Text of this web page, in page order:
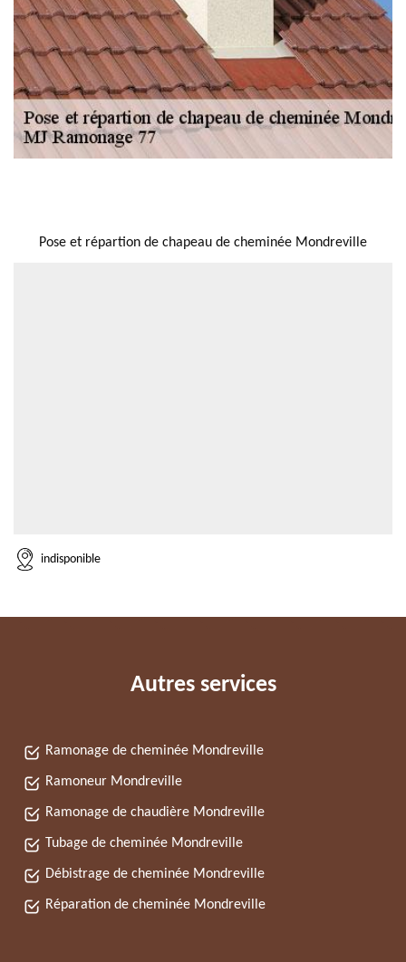
Pose et répartion de chapeau de cheminée Mondreville
indisponible
Autres services
Ramonage de cheminée Mondreville
Ramoneur Mondreville
Ramonage de chaudière Mondreville
Tubage de cheminée Mondreville
Débistrage de cheminée Mondreville
Réparation de cheminée Mondreville